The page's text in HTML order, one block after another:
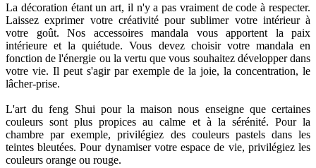
La décoration étant un art, il n'y a pas vraiment de code à respecter.
Laissez exprimer votre créativité pour sublimer votre intérieur à
votre goût. Nos accessoires mandala vous apportent la paix
intérieure et la quiétude. Vous devez choisir votre mandala en
fonction de l'énergie ou la vertu que vous souhaitez développer dans
votre vie. Il peut s'agir par exemple de la joie, la concentration, le
lâcher-prise.
L'art du feng Shui pour la maison nous enseigne que certaines
couleurs sont plus propices au calme et à la sérénité. Pour la
chambre par exemple, privilégiez des couleurs pastels dans les
teintes bleutées. Pour dynamiser votre espace de vie, privilégiez les
couleurs orange ou rouge.